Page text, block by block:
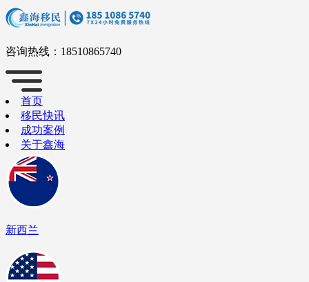
咨询热线： 18510865740
首页
移民快讯
成功案例
关于鑫海
新西兰